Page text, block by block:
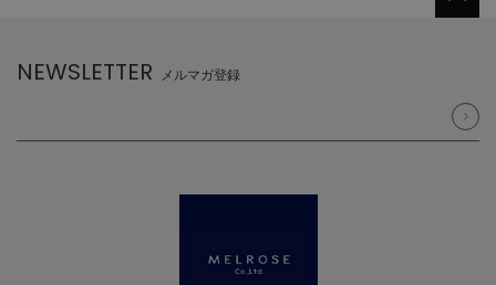
NEWSLETTER メルマガ登録